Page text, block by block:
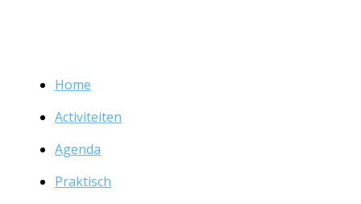
Home
Activiteiten
Agenda
Praktisch